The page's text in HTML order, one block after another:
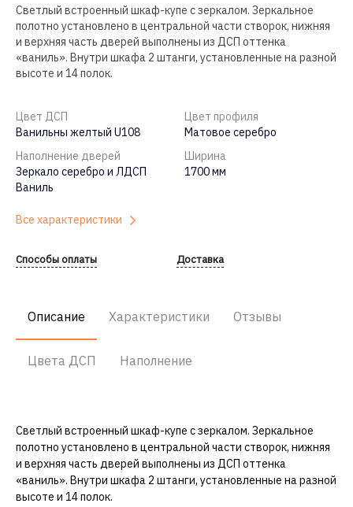
Светлый встроенный шкаф-купе с зеркалом. Зеркальное
полотно установлено в центральной части створок, нижняя
и верхняя часть дверей выполнены из ДСП оттенка
«ваниль». Внутри шкафа 2 штанги, установленные на разной
высоте и 14 полок.
Цвет ДСП
Ванильны желтый U108
Цвет профиля
Матовое серебро
Наполнение дверей
Зеркало серебро и ЛДСП
Ваниль
Ширина
1700 мм
Все характеристики
Способы оплаты Доставка
Описание Характеристики Отзывы
Цвета ДСП Наполнение
Светлый встроенный шкаф-купе с зеркалом. Зеркальное
полотно установлено в центральной части створок, нижняя
и верхняя часть дверей выполнены из ДСП оттенка
«ваниль». Внутри шкафа 2 штанги, установленные на разной
высоте и 14 полок.